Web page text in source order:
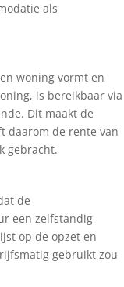
als
woning vormt en
is bereikbaar via
Dit maakt de
daarom de rente van
gebracht.
de
een zelfstandig
op de opzet en
gebruikt zou